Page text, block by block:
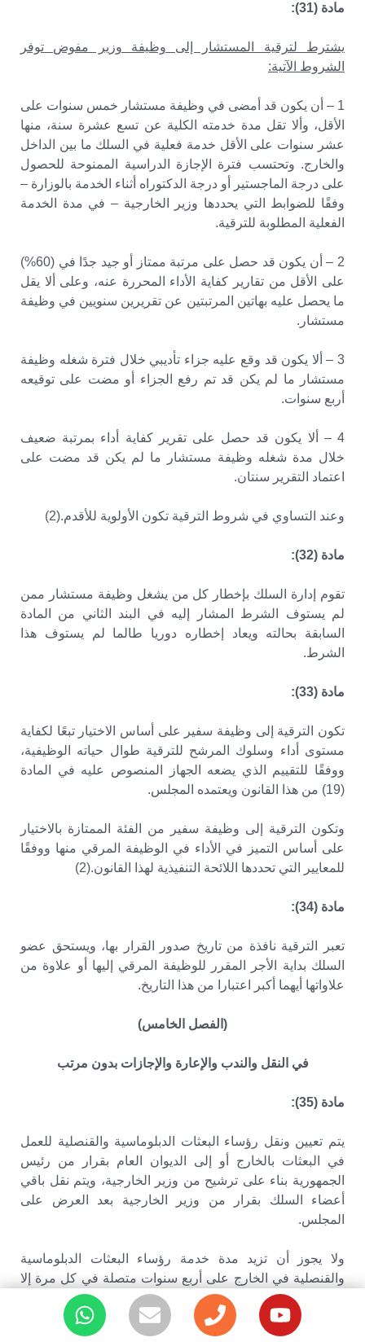
مادة (31):
يشترط لترقية المستشار إلى وظيفة وزير مفوض توفر
الشروط الآتية:
1 – أن يكون قد أمضى في وظيفة مستشار خمس سنوات على
الأقل، وألا تقل مدة خدمته الكلية عن تسع عشرة سنة، منها
عشر سنوات على الأقل خدمة فعلية في السلك ما بين الداخل
والخارج. وتحتسب فترة الإجازة الدراسية الممنوحة للحصول
على درجة الماجستير أو درجة الدكتوراه أثناء الخدمة بالوزارة –
وفقًا للضوابط التي يحددها وزير الخارجية – في مدة الخدمة
الفعلية المطلوبة للترقية.
2 – أن يكون قد حصل على مرتبة ممتاز أو جيد جدًا في (60%)
على الأقل من تقارير كفاية الأداء المحررة عنه، وعلى ألا يقل
ما يحصل عليه بهاتين المرتبتين عن تقريرين سنويين في وظيفة
مستشار.
3 – ألا يكون قد وقع عليه جزاء تأديبي خلال فترة شغله وظيفة
مستشار ما لم يكن قد تم رفع الجزاء أو مضت على توقيعه
أربع سنوات.
4 – ألا يكون قد حصل على تقرير كفاية أداء بمرتبة ضعيف
خلال مدة شغله وظيفة مستشار ما لم يكن قد مضت على
اعتماد التقرير سنتان.
وعند التساوي في شروط الترقية تكون الأولوية للأقدم.(2)
مادة (32):
تقوم إدارة السلك بإخطار كل من يشغل وظيفة مستشار ممن
لم يستوف الشرط المشار إليه في البند الثاني من المادة
السابقة بحالته ويعاد إخطاره دوريا طالما لم يستوف هذا
الشرط.
مادة (33):
تكون الترقية إلى وظيفة سفير على أساس الاختيار تبعًا لكفاية
مستوى أداء وسلوك المرشح للترقية طوال حياته الوظيفية،
ووفقًا للتقييم الذي يضعه الجهاز المنصوص عليه في المادة
(19) من هذا القانون ويعتمده المجلس.
وتكون الترقية إلى وظيفة سفير من الفئة الممتازة بالاختيار
على أساس التميز في الأداء في الوظيفة المرقي منها ووفقًا
للمعايير التي تحددها اللائحة التنفيذية لهذا القانون.(2)
مادة (34):
تعبر الترقية نافذة من تاريخ صدور القرار بها، ويستحق عضو
السلك بداية الأجر المقرر للوظيفة المرقي إليها أو علاوة من
علاواتها أيهما أكبر اعتبارا من هذا التاريخ.
(الفصل الخامس)
في النقل والندب والإعارة والإجازات بدون مرتب
مادة (35):
يتم تعيين ونقل رؤساء البعثات الدبلوماسية والقنصلية للعمل
في البعثات بالخارج أو إلى الديوان العام بقرار من رئيس
الجمهورية بناء على ترشيح من وزير الخارجية، ويتم نقل باقي
أعضاء السلك بقرار من وزير الخارجية بعد العرض على
المجلس.
ولا يجوز أن تزيد مدة خدمة رؤساء البعثات الدبلوماسية
والقنصلية في الخارج على أربع سنوات متصلة في كل مرة إلا
إذا اقتضى صالح العمل غير ذلك، ويجوز مدها سنة خامسة عند
نقلهم من رئاسة بعثة لأخرى خلال تلك الفترة.